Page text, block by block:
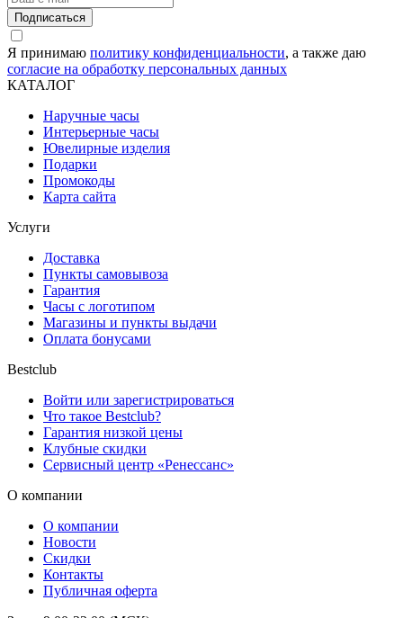
Подписаться
Я принимаю политику конфиденциальности, а также даю
согласие на обработку персональных данных
КАТАЛОГ
Наручные часы
Интерьерные часы
Ювелирные изделия
Подарки
Промокоды
Карта сайта
Услуги
Доставка
Пункты самовывоза
Гарантия
Часы с логотипом
Магазины и пункты выдачи
Оплата бонусами
Bestclub
Войти или зарегистрироваться
Что такое Bestclub?
Гарантия низкой цены
Клубные скидки
Сервисный центр «Ренессанс»
О компании
О компании
Новости
Скидки
Контакты
Публичная оферта